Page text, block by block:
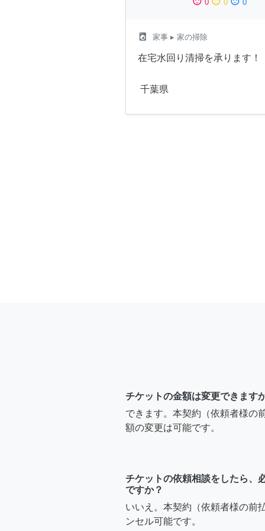
0 0 0
local_laundry_service 家事 ▸ 家の掃除
在宅水回り清掃を承ります！
千葉県
チケットの金額は変更できます
できます。本契約（依頼者様の
額の変更は可能です。
チケットの依頼相談をしたら、
ですか？
いいえ。本契約（依頼者様の前
ンセル可能です。